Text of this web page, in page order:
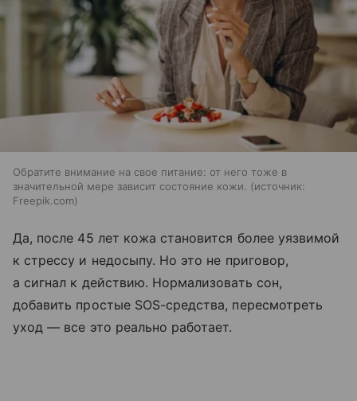
Обратите внимание на свое питание: от него тоже в
значительной мере зависит состояние кожи.
источник:
Freepik.com
Да, после 45 лет кожа становится более уязвимой
к стрессу и недосыпу. Но это не приговор,
а сигнал к действию. Нормализовать сон,
добавить простые SOS-средства, пересмотреть
уход — все это реально работает.